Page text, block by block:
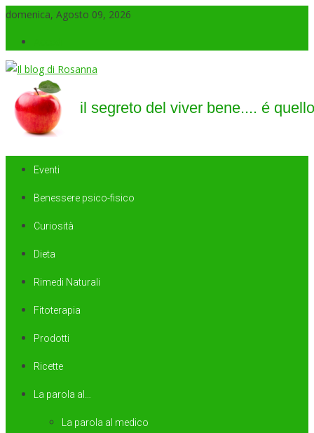
domenica, Agosto 09, 2026
Il blog di Rosanna
il segreto del viver bene…. é quello di saper sorridere sempre
Eventi
Benessere psico-fisico
Curiosità
Dieta
Rimedi Naturali
Fitoterapia
Prodotti
Ricette
La parola al…
La parola al medico